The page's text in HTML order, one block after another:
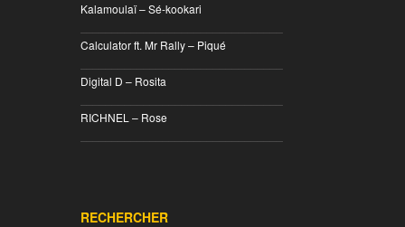
Kalamoulaï – Sé-kookari
Calculator ft. Mr Rally – Piqué
Digital D – Rosita
RICHNEL – Rose
RECHERCHER